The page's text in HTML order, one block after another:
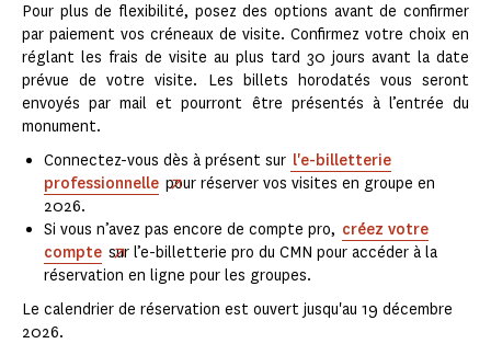
Pour plus de flexibilité, posez des options avant de confirmer
par paiement vos créneaux de visite. Confirmez votre choix en
réglant les frais de visite au plus tard 30 jours avant la date
prévue de votre visite. Les billets horodatés vous seront
envoyés par mail et pourront être présentés à l’entrée du
monument.
Connectez-vous dès à présent sur l'e-billetterie
professionnelle pour réserver vos visites en groupe en
2026.
Si vous n’avez pas encore de compte pro, créez votre
compte sur l’e-billetterie pro du CMN pour accéder à la
réservation en ligne pour les groupes.
Le calendrier de réservation est ouvert jusqu'au 19 décembre
2026.